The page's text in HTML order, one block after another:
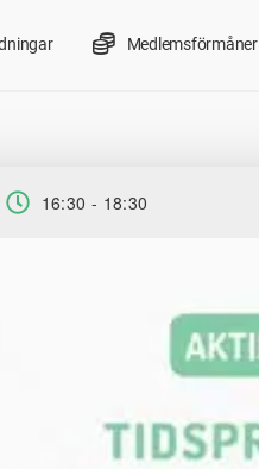
Medlemsförmåner
Tid:
16:30 - 18:30